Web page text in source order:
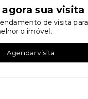
sua visita
de visita para
o imóvel.
Agendar visita